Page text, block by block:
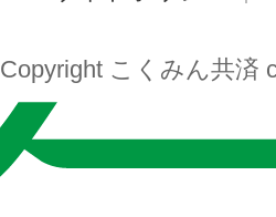
Copyright こくみん共済